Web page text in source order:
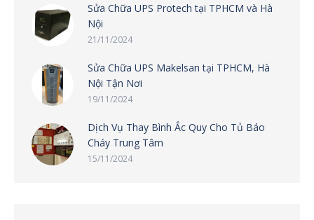
Sửa Chữa UPS Protech tại TPHCM và Hà
Nội
21/11/2024
Sửa Chữa UPS Makelsan tại TPHCM, Hà
Nội Tận Nơi
19/11/2024
Dịch Vụ Thay Bình Ắc Quy Cho Tủ Báo
Cháy Trung Tâm
15/11/2024